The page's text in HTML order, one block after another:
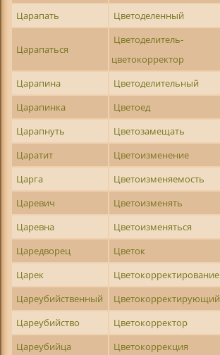
Царапать
Цветоделенный
Царапаться
Цветоделитель-
цветокорректор
Царапина Цветоделительный
Царапинка
Цветоед
Царапнуть
Цветозамещать
Царатит
Цветоизменение
Царга
Цветоизменяемость
Царевич
Цветоизменять
Царевна
Цветоизменяться
Царедворец
Цветок
Царек
Цветокорректирование
Цареубийственный
Цветокорректирующий
Цареубийство
Цветокорректор
Цареубийца
Цветокоррекция